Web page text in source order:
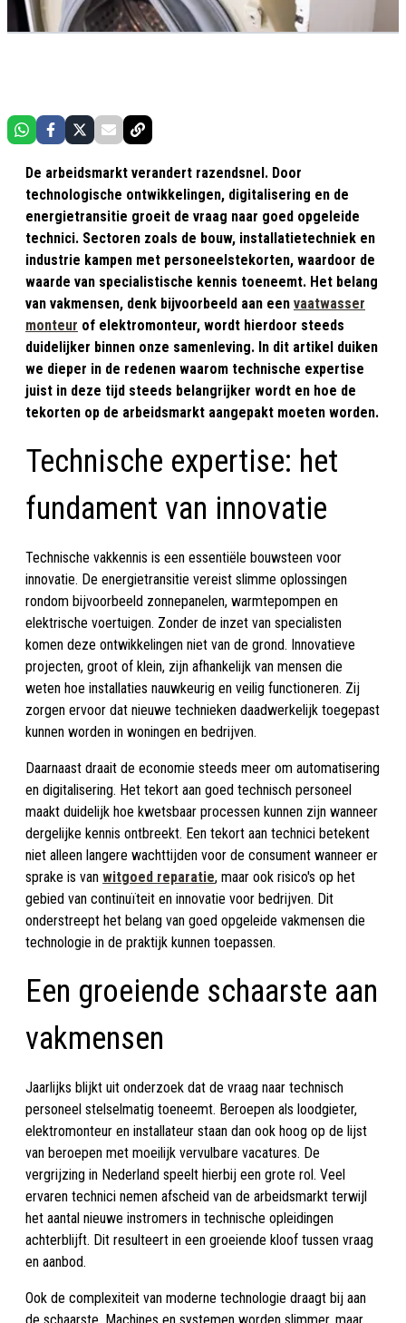
De arbeidsmarkt verandert razendsnel. Door
technologische ontwikkelingen, digitalisering en de
energietransitie groeit de vraag naar goed opgeleide
technici. Sectoren zoals de bouw, installatietechniek en
industrie kampen met personeelstekorten, waardoor de
waarde van specialistische kennis toeneemt. Het belang
van vakmensen, denk bijvoorbeeld aan een vaatwasser
monteur of elektromonteur, wordt hierdoor steeds
duidelijker binnen onze samenleving. In dit artikel duiken
we dieper in de redenen waarom technische expertise
juist in deze tijd steeds belangrijker wordt en hoe de
tekorten op de arbeidsmarkt aangepakt moeten worden.
Technische expertise: het
fundament van innovatie
Technische vakkennis is een essentiële bouwsteen voor
innovatie. De energietransitie vereist slimme oplossingen
rondom bijvoorbeeld zonnepanelen, warmtepompen en
elektrische voertuigen. Zonder de inzet van specialisten
komen deze ontwikkelingen niet van de grond. Innovatieve
projecten, groot of klein, zijn afhankelijk van mensen die
weten hoe installaties nauwkeurig en veilig functioneren. Zij
zorgen ervoor dat nieuwe technieken daadwerkelijk toegepast
kunnen worden in woningen en bedrijven.
Daarnaast draait de economie steeds meer om automatisering
en digitalisering. Het tekort aan goed technisch personeel
maakt duidelijk hoe kwetsbaar processen kunnen zijn wanneer
dergelijke kennis ontbreekt. Een tekort aan technici betekent
niet alleen langere wachttijden voor de consument wanneer er
sprake is van witgoed reparatie, maar ook risico's op het
gebied van continuïteit en innovatie voor bedrijven. Dit
onderstreept het belang van goed opgeleide vakmensen die
technologie in de praktijk kunnen toepassen.
Een groeiende schaarste aan
vakmensen
Jaarlijks blijkt uit onderzoek dat de vraag naar technisch
personeel stelselmatig toeneemt. Beroepen als loodgieter,
elektromonteur en installateur staan dan ook hoog op de lijst
van beroepen met moeilijk vervulbare vacatures. De
vergrijzing in Nederland speelt hierbij een grote rol. Veel
ervaren technici nemen afscheid van de arbeidsmarkt terwijl
het aantal nieuwe instromers in technische opleidingen
achterblijft. Dit resulteert in een groeiende kloof tussen vraag
en aanbod.
Ook de complexiteit van moderne technologie draagt bij aan